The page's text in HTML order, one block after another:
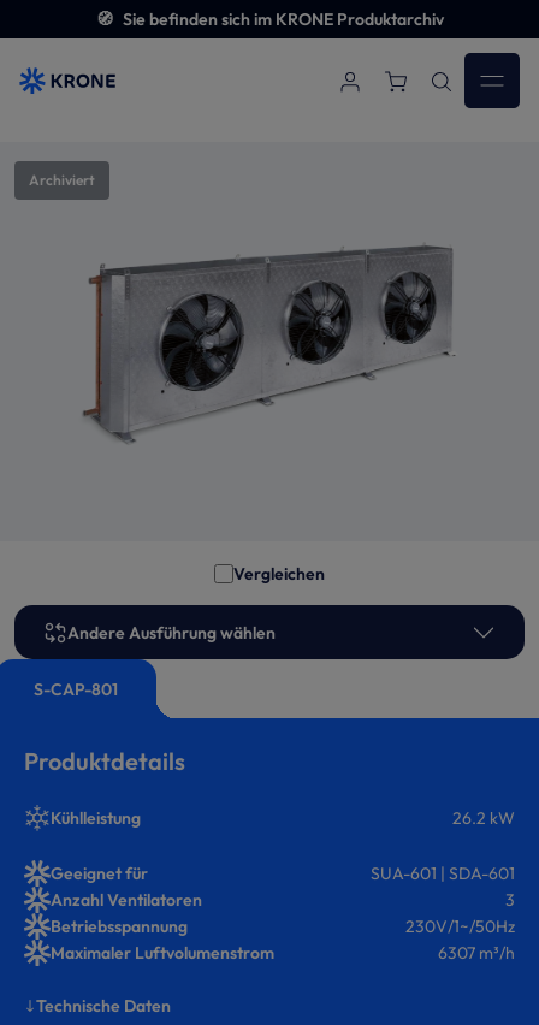
Zum Hauptinhalt springen
🧭 Sie befinden sich im KRONE Produktarchiv
Archiviert
Bildergalerie überspringen
Vergleichen
S-CAP-801
Andere Ausführung wählen
Produktdetails
Kühlleistung 26.2 kW
Geeignet für
SUA-601 | SDA-601
Anzahl Ventilatoren
3
Betriebsspannung
230V/1~/50Hz
Maximaler Luftvolumenstrom
6307 m³/h
Technische Daten